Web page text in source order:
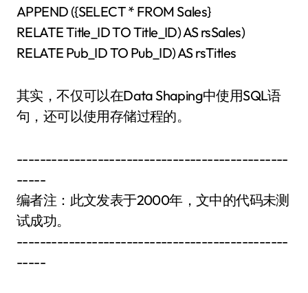
APPEND ({SELECT * FROM Sales}
RELATE Title_ID TO Title_ID) AS rsSales)
RELATE Pub_ID TO Pub_ID) AS rsTitles
其实，不仅可以在Data Shaping中使用SQL语
句，还可以使用存储过程的。
-----------------------------------------------
-----
编者注：此文发表于2000年，文中的代码未测
试成功。
-----------------------------------------------
-----